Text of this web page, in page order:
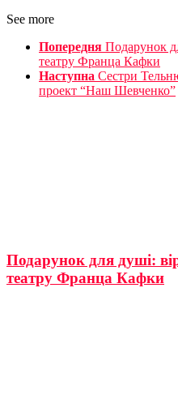
See more
Попередня Подарунок
театру Франца Кафки
Наступна Сестри
проект “Наш Шевченко”
Подарунок для душі:
театру Франца Кафки